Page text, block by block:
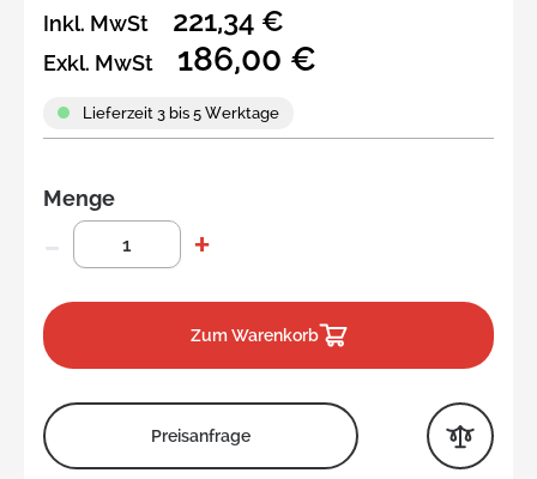
Inkl. MwSt 221,34 €
Exkl. MwSt 186,00 €
Lieferzeit 3 bis 5 Werktage
Menge
Zum Warenkorb
Preisanfrage